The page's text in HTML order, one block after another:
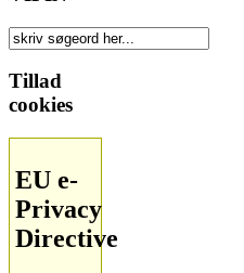
Tillad
cookies
EU e-
Privacy
Directive